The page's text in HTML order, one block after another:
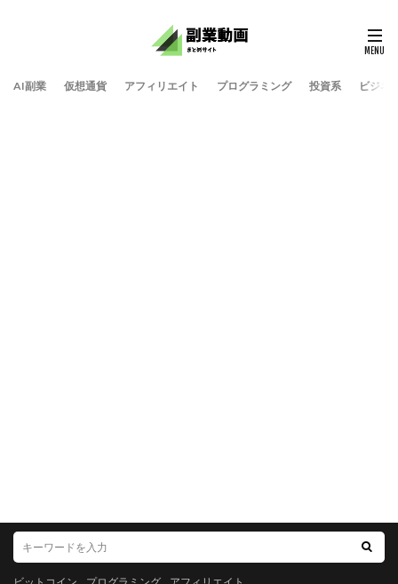
AI副業 仮想通貨 アフィリエイト プログラミング 投資系 ビジネ